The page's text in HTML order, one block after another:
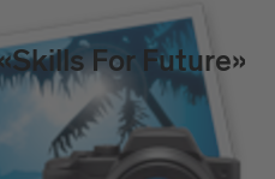
For Future»